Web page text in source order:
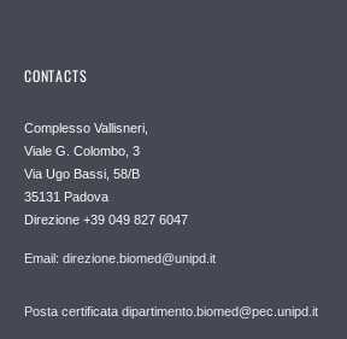
CONTACTS
Complesso Vallisneri,
Viale G. Colombo, 3
Via Ugo Bassi, 58/B
35131 Padova
Direzione +39 049 827 6047
Email: direzione.biomed@unipd.it
Posta certificata dipartimento.biomed@pec.unipd.it